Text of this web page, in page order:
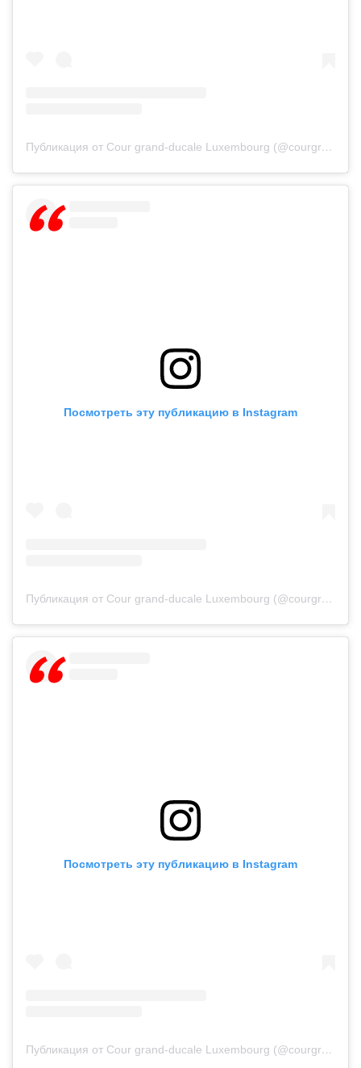
Публикация от Cour grand-ducale Luxembourg (@courgrandducale)
Посмотреть эту публикацию в Instagram
Публикация от Cour grand-ducale Luxembourg (@courgrandducale)
Посмотреть эту публикацию в Instagram
Публикация от Cour grand-ducale Luxembourg (@courgrandducale)